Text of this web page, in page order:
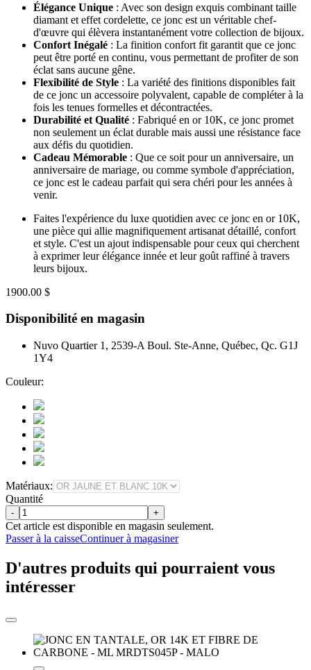
Élégance Unique : Avec son design exquis combinant taille
diamant et effet cordelette, ce jonc est un véritable chef-
d'œuvre qui élèvera instantanément votre collection de bijoux.
Confort Inégalé : La finition confort fit garantit que ce jonc
peut être porté en continu, vous permettant de profiter de son
éclat sans aucune gêne.
Flexibilité de Style : La variété des finitions disponibles fait
de ce jonc un accessoire polyvalent, capable de compléter à la
fois les tenues formelles et décontractées.
Durabilité et Qualité : Fabriqué en or 10K, ce jonc promet
non seulement un éclat durable mais aussi une résistance face
aux défis du quotidien.
Cadeau Mémorable : Que ce soit pour un anniversaire, un
anniversaire de mariage, ou comme symbole d'appréciation,
ce jonc est le cadeau parfait qui sera chéri pour les années à
venir.
Faites l'expérience du luxe quotidien avec ce jonc en or 10K,
une pièce qui allie magnifiquement artisanat détaillé, confort
et style. C'est un ajout indispensable pour ceux qui cherchent
à exprimer leur élégance innée et leur goût raffiné à travers
leurs bijoux.
1900.00 $
Disponibilité en magasin
Nuvo Quartier 1, 2539-A Boul. Ste-Anne, Québec, Qc. G1J
1Y4
Couleur:
Matériaux:
Quantité
- +
Cet article est disponible en magasin seulement.
Passer à la caisseContinuer à magasiner
D'autres produits qui pourraient vous
intéresser